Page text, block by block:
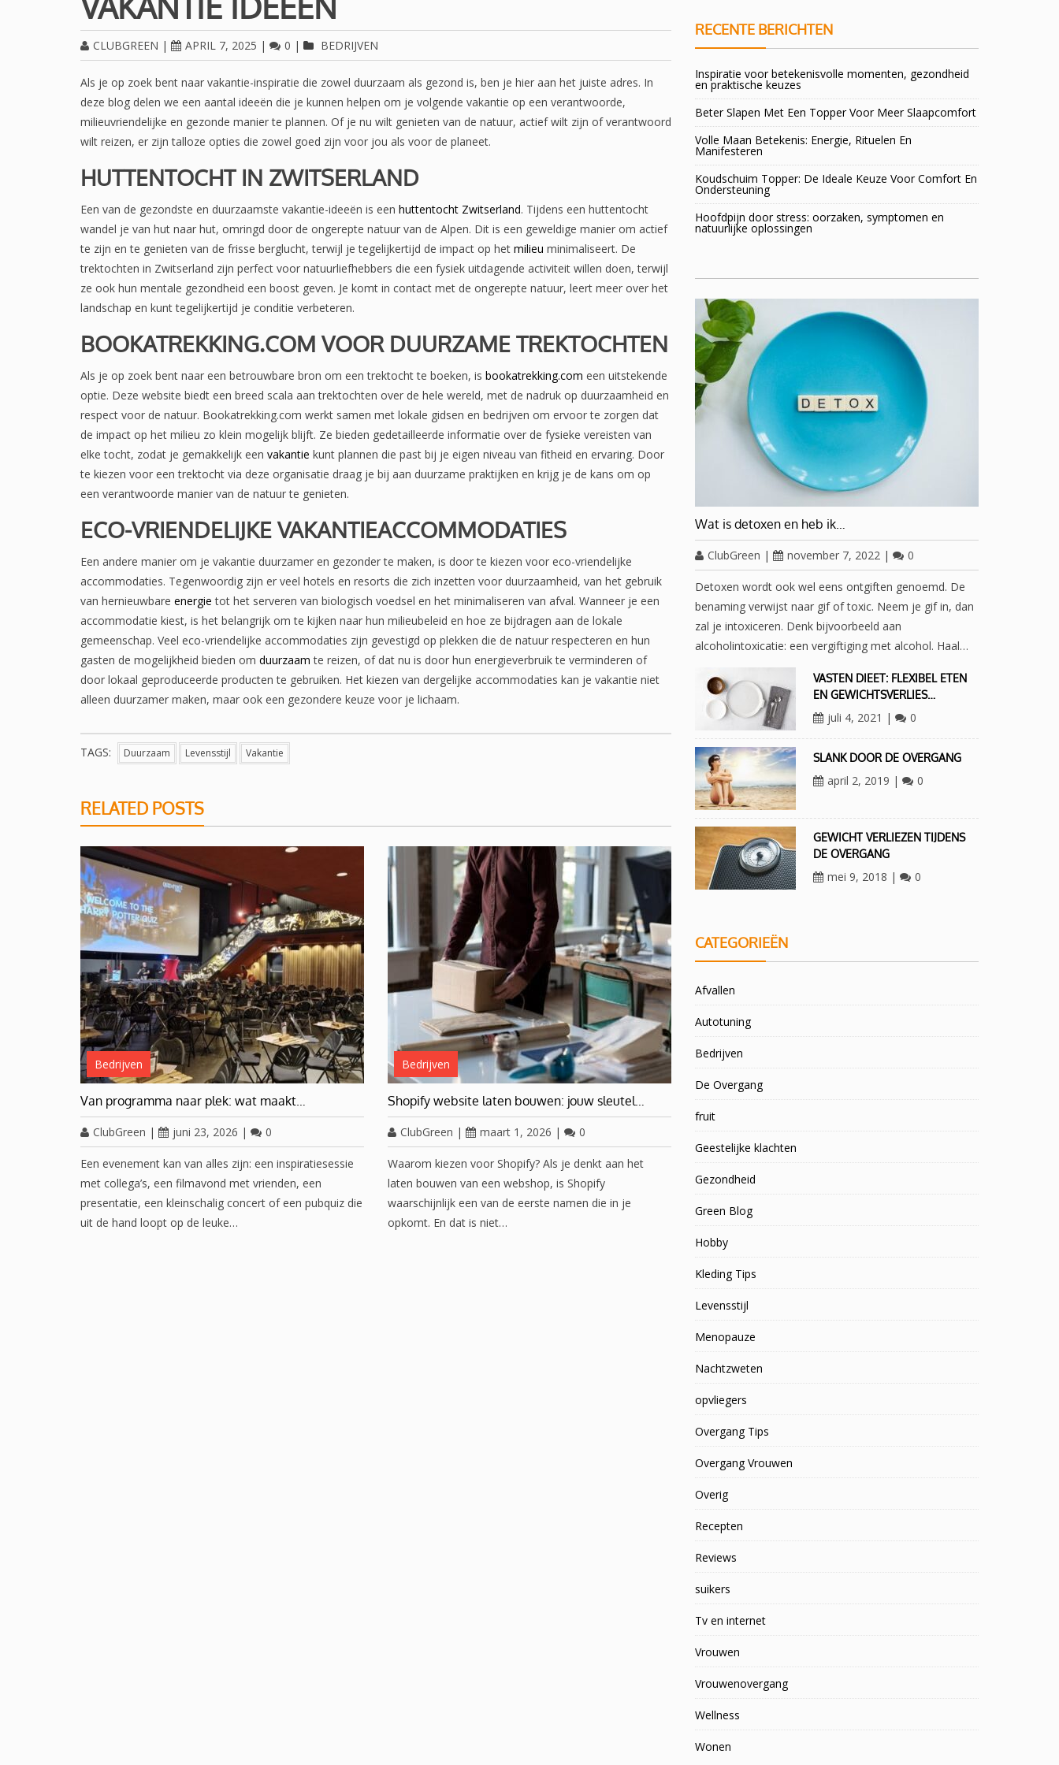
CLUBGREEN | APRIL 7, 2025 | 0 | BEDRIJVEN
Als je op zoek bent naar vakantie-inspiratie die zowel duurzaam als gezond is, ben je hier aan het juiste adres. In
deze blog delen we een aantal ideeën die je kunnen helpen om je volgende vakantie op een verantwoorde,
milieuvriendelijke en gezonde manier te plannen. Of je nu wilt genieten van de natuur, actief wilt zijn of verantwoord
wilt reizen, er zijn talloze opties die zowel goed zijn voor jou als voor de planeet.
HUTTENTOCHT IN ZWITSERLAND
Een van de gezondste en duurzaamste vakantie-ideeën is een huttentocht Zwitserland. Tijdens een huttentocht
wandel je van hut naar hut, omringd door de ongerepte natuur van de Alpen. Dit is een geweldige manier om actief
te zijn en te genieten van de frisse berglucht, terwijl je tegelijkertijd de impact op het milieu minimaliseert. De
trektochten in Zwitserland zijn perfect voor natuurliefhebbers die een fysiek uitdagende activiteit willen doen, terwijl
ze ook hun mentale gezondheid een boost geven. Je komt in contact met de ongerepte natuur, leert meer over het
landschap en kunt tegelijkertijd je conditie verbeteren.
BOOKATREKKING.COM VOOR DUURZAME TREKTOCHTEN
Als je op zoek bent naar een betrouwbare bron om een trektocht te boeken, is bookatrekking.com een uitstekende
optie. Deze website biedt een breed scala aan trektochten over de hele wereld, met de nadruk op duurzaamheid en
respect voor de natuur. Bookatrekking.com werkt samen met lokale gidsen en bedrijven om ervoor te zorgen dat
de impact op het milieu zo klein mogelijk blijft. Ze bieden gedetailleerde informatie over de fysieke vereisten van
elke tocht, zodat je gemakkelijk een vakantie kunt plannen die past bij je eigen niveau van fitheid en ervaring. Door
te kiezen voor een trektocht via deze organisatie draag je bij aan duurzame praktijken en krijg je de kans om op
een verantwoorde manier van de natuur te genieten.
ECO-VRIENDELIJKE VAKANTIEACCOMMODATIES
Een andere manier om je vakantie duurzamer en gezonder te maken, is door te kiezen voor eco-vriendelijke
accommodaties. Tegenwoordig zijn er veel hotels en resorts die zich inzetten voor duurzaamheid, van het gebruik
van hernieuwbare energie tot het serveren van biologisch voedsel en het minimaliseren van afval. Wanneer je een
accommodatie kiest, is het belangrijk om te kijken naar hun milieubeleid en hoe ze bijdragen aan de lokale
gemeenschap. Veel eco-vriendelijke accommodaties zijn gevestigd op plekken die de natuur respecteren en hun
gasten de mogelijkheid bieden om duurzaam te reizen, of dat nu is door hun energieverbruik te verminderen of
door lokaal geproduceerde producten te gebruiken. Het kiezen van dergelijke accommodaties kan je vakantie niet
alleen duurzamer maken, maar ook een gezondere keuze voor je lichaam.
TAGS: Duurzaam Levensstijl Vakantie
RELATED POSTS
Bedrijven
Van programma naar plek: wat maakt…
ClubGreen | juni 23, 2026 | 0
Een evenement kan van alles zijn: een inspiratiesessie
met collega’s, een filmavond met vrienden, een
presentatie, een kleinschalig concert of een pubquiz die
uit de hand loopt op de leuke…
Bedrijven
Shopify website laten bouwen: jouw sleutel…
ClubGreen | maart 1, 2026 | 0
Waarom kiezen voor Shopify? Als je denkt aan het
laten bouwen van een webshop, is Shopify
waarschijnlijk een van de eerste namen die in je
opkomt. En dat is niet…
RECENTE BERICHTEN
Inspiratie voor betekenisvolle momenten, gezondheid
en praktische keuzes
Beter Slapen Met Een Topper Voor Meer Slaapcomfort
Volle Maan Betekenis: Energie, Rituelen En
Manifesteren
Koudschuim Topper: De Ideale Keuze Voor Comfort En
Ondersteuning
Hoofdpijn door stress: oorzaken, symptomen en
natuurlijke oplossingen
Wat is detoxen en heb ik…
ClubGreen | november 7, 2022 | 0
Detoxen wordt ook wel eens ontgiften genoemd. De
benaming verwijst naar gif of toxic. Neem je gif in, dan
zal je intoxiceren. Denk bijvoorbeeld aan
alcoholintoxicatie: een vergiftiging met alcohol. Haal…
VASTEN DIEET: FLEXIBEL ETEN
EN GEWICHTSVERLIES…
juli 4, 2021 | 0
SLANK DOOR DE OVERGANG
april 2, 2019 | 0
GEWICHT VERLIEZEN TIJDENS
DE OVERGANG
mei 9, 2018 | 0
CATEGORIEËN
Afvallen
Autotuning
Bedrijven
De Overgang
fruit
Geestelijke klachten
Gezondheid
Green Blog
Hobby
Kleding Tips
Levensstijl
Menopauze
Nachtzweten
opvliegers
Overgang Tips
Overgang Vrouwen
Overig
Recepten
Reviews
suikers
Tv en internet
Vrouwen
Vrouwenovergang
Wellness
Wonen